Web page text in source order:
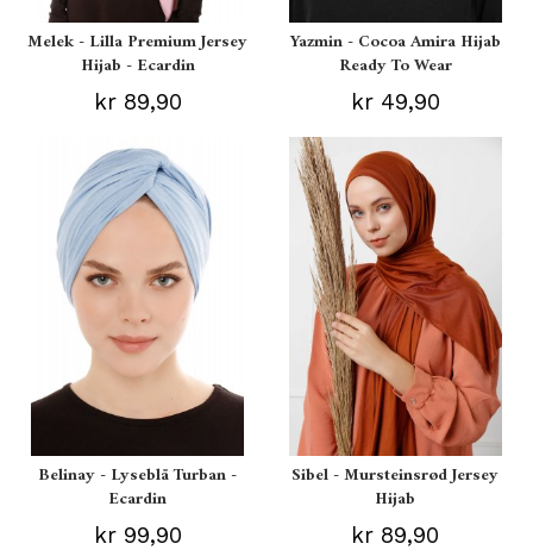
Melek - Lilla Premium Jersey
Hijab - Ecardin
kr 89,90
Yazmin - Cocoa Amira Hijab
Ready To Wear
kr 49,90
Belinay - Lyseblå Turban -
Ecardin
kr 99,90
Sibel - Mursteinsrød Jersey
Hijab
kr 89,90